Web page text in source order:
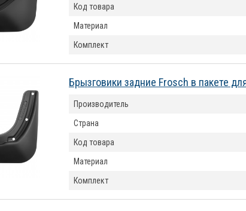
Код товара
Материал
Комплект
Брызговики задние Frosch в пакете
Производитель
Страна
Код товара
Материал
Комплект